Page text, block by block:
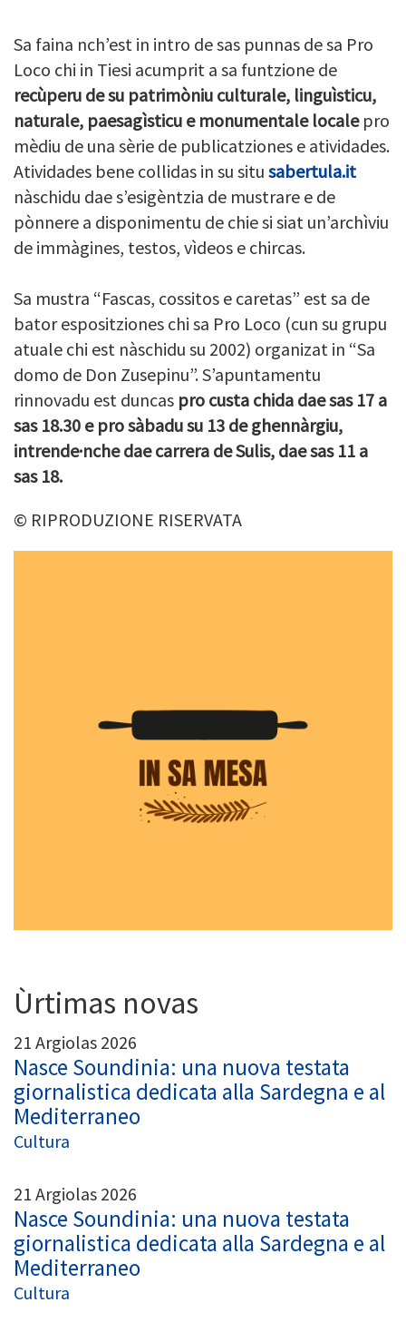
Sa faina nch’est in intro de sas punnas de sa Pro
Loco chi in Tiesi acumprit a sa funtzione de
recùperu de su patrimòniu culturale, linguìsticu,
naturale, paesagìsticu e monumentale localepro
mèdiu de una sèrie de publicatziones e atividades.
Atividades bene collidas in su situ sabertula.it
nàschidu dae s’esigèntzia de mustrare e de
pònnere a disponimentu de chie si siat un’archìviu
de immàgines, testos, vìdeos e chircas.
Sa mustra “Fascas, cossitos e caretas” est sa de
bator espositziones chi sa Pro Loco (cun su grupu
atuale chi est nàschidu su 2002) organizat in “Sa
domo de Don Zusepinu”. S’apuntamentu
rinnovadu est duncas pro custa chida dae sas 17 a
sas 18.30 e pro sàbadu su 13 de ghennàrgiu,
intrende·nche dae carrera de Sulis, dae sas 11 a
sas 18.
© RIPRODUZIONE RISERVATA
Ùrtimas novas
21 Argiolas 2026
Nasce Soundinia: una nuova testata
giornalistica dedicata alla Sardegna e al
Mediterraneo
Cultura
21 Argiolas 2026
Nasce Soundinia: una nuova testata
giornalistica dedicata alla Sardegna e al
Mediterraneo
Cultura